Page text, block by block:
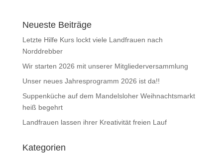
Neueste Beiträge
Letzte Hilfe Kurs lockt viele Landfrauen nach
Norddrebber
Wir starten 2026 mit unserer Mitgliederversammlung
Unser neues Jahresprogramm 2026 ist da!!
Suppenküche auf dem Mandelsloher Weihnachtsmarkt
heiß begehrt
Landfrauen lassen ihrer Kreativität freien Lauf
Kategorien